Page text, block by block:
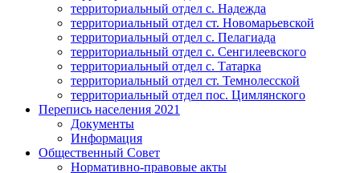
территориальный отдел с. Надежда
территориальный отдел ст. Новомарьевской
территориальный отдел с. Пелагиада
территориальный отдел с. Сенгилеевского
территориальный отдел с. Татарка
территориальный отдел ст. Темнолесской
территориальный отдел пос. Цимлянского
Перепись населения 2021
Документы
Информация
Общественный Совет
Нормативно-правовые акты